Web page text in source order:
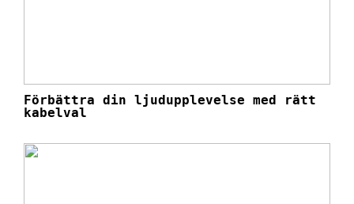
Förbättra din ljudupplevelse med rätt
kabelval